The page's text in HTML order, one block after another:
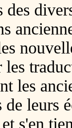
les
leurs
s'en